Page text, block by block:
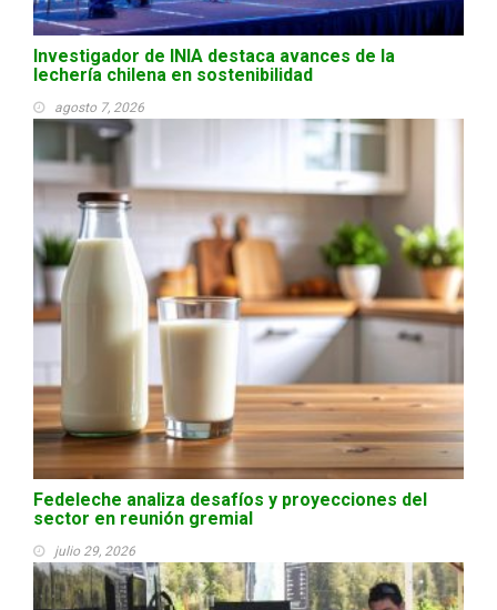
Investigador de INIA destaca avances de la
lechería chilena en sostenibilidad
agosto 7, 2026
Fedeleche analiza desafíos y proyecciones del
sector en reunión gremial
julio 29, 2026